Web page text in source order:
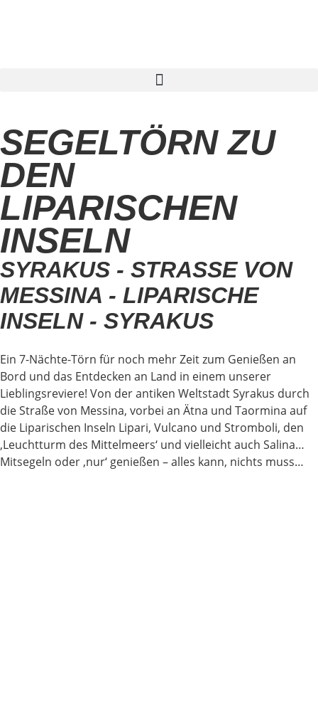
SEGELTÖRN ZU
DEN
LIPARISCHEN
INSELN
SYRAKUS - STRASSE VON M
ESSINA - LIPARISCHE I
NSELN - SYRAKUS
Ein 7-Nächte-Törn für noch mehr Zeit zum Genießen an
Bord und das Entdecken an Land in einem unserer
Lieblingsreviere! Von der antiken Weltstadt Syrakus durch
die Straße von Messina, vorbei an Ätna und Taormina auf
die Liparischen Inseln Lipari, Vulcano und Stromboli, den
‚Leuchtturm des Mittelmeers‘ und vielleicht auch Salina…
Mitsegeln oder ‚nur‘ genießen – alles kann, nichts muss…